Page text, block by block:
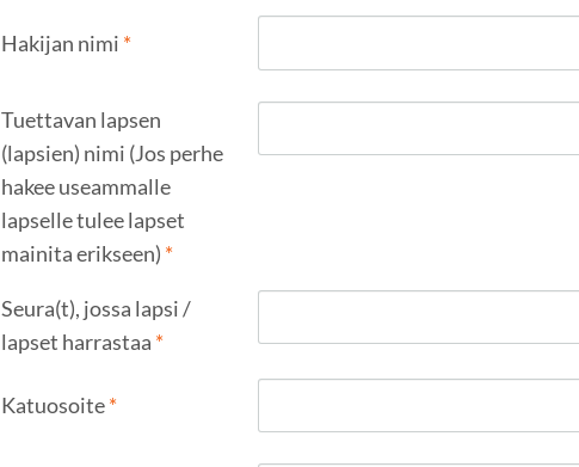
Hakijan nimi *
Tuettavan lapsen
(lapsien) nimi (Jos perhe
hakee useammalle
lapselle tulee lapset
mainita erikseen) *
Seura(t), jossa lapsi /
lapset harrastaa *
Katuosoite*